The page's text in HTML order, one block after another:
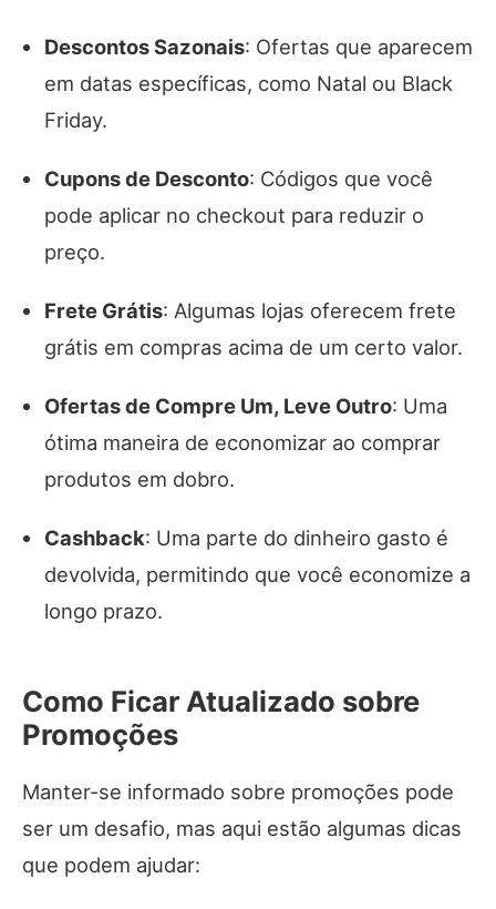
Descontos Sazonais: Ofertas que aparecem
em datas específicas, como Natal ou Black
Friday.
Cupons de Desconto: Códigos que você
pode aplicar no checkout para reduzir o
preço.
Frete Grátis: Algumas lojas oferecem frete
grátis em compras acima de um certo valor.
Ofertas de Compre Um, Leve Outro: Uma
ótima maneira de economizar ao comprar
produtos em dobro.
Cashback: Uma parte do dinheiro gasto é
devolvida, permitindo que você economize a
longo prazo.
Como Ficar Atualizado sobre
Promoções
Manter-se informado sobre promoções pode
ser um desafio, mas aqui estão algumas dicas
que podem ajudar: